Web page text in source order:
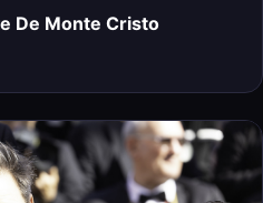
De Monte Cristo